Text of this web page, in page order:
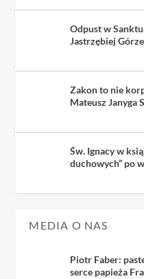
Odpust w
Jastrzębiej Górze
Zakon to nie
Mateusz Janyga
Św. Ignacy w
duchowych” po
MEDIA O NAS
Piotr Faber:
serce papieża